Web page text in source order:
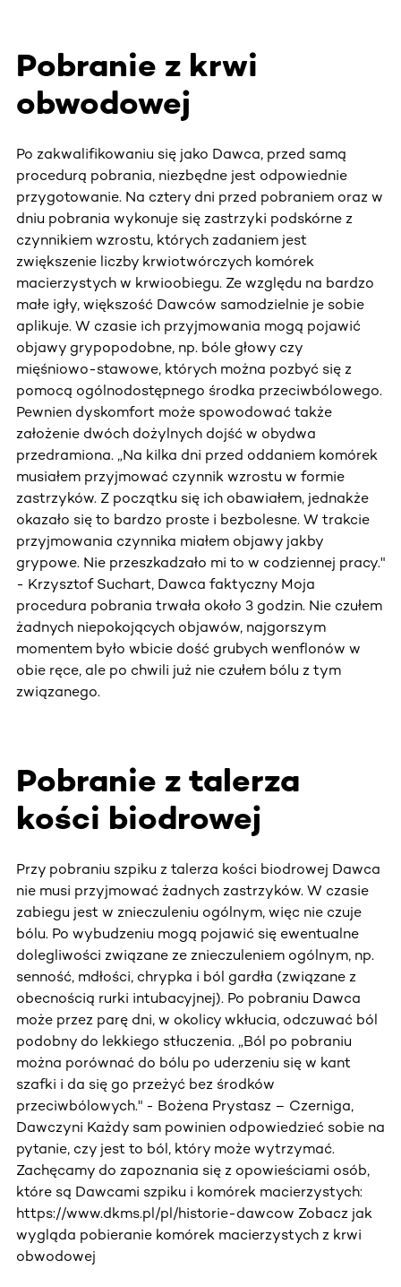
Pobranie z krwi
obwodowej
Po zakwalifikowaniu się jako Dawca, przed samą
procedurą pobrania, niezbędne jest odpowiednie
przygotowanie. Na cztery dni przed pobraniem oraz w
dniu pobrania wykonuje się zastrzyki podskórne z
czynnikiem wzrostu, których zadaniem jest
zwiększenie liczby krwiotwórczych komórek
macierzystych w krwioobiegu. Ze względu na bardzo
małe igły, większość Dawców samodzielnie je sobie
aplikuje. W czasie ich przyjmowania mogą pojawić
objawy grypopodobne, np. bóle głowy czy
mięśniowo-stawowe, których można pozbyć się z
pomocą ogólnodostępnego środka przeciwbólowego.
Pewnien dyskomfort może spowodować także
założenie dwóch dożylnych dojść w obydwa
przedramiona. „Na kilka dni przed oddaniem komórek
musiałem przyjmować czynnik wzrostu w formie
zastrzyków. Z początku się ich obawiałem, jednakże
okazało się to bardzo proste i bezbolesne. W trakcie
przyjmowania czynnika miałem objawy jakby
grypowe. Nie przeszkadzało mi to w codziennej pracy."
- Krzysztof Suchart, Dawca faktyczny Moja
procedura pobrania trwała około 3 godzin. Nie czułem
żadnych niepokojących objawów, najgorszym
momentem było wbicie dość grubych wenflonów w
obie ręce, ale po chwili już nie czułem bólu z tym
związanego.
Pobranie z talerza
kości biodrowej
Przy pobraniu szpiku z talerza kości biodrowej Dawca
nie musi przyjmować żadnych zastrzyków. W czasie
zabiegu jest w znieczuleniu ogólnym, więc nie czuje
bólu. Po wybudzeniu mogą pojawić się ewentualne
dolegliwości związane ze znieczuleniem ogólnym, np.
senność, mdłości, chrypka i ból gardła (związane z
obecnością rurki intubacyjnej). Po pobraniu Dawca
może przez parę dni, w okolicy wkłucia, odczuwać ból
podobny do lekkiego stłuczenia. „Ból po pobraniu
można porównać do bólu po uderzeniu się w kant
szafki i da się go przeżyć bez środków
przeciwbólowych." - Bożena Prystasz – Czerniga,
Dawczyni Każdy sam powinien odpowiedzieć sobie na
pytanie, czy jest to ból, który może wytrzymać.
Zachęcamy do zapoznania się z opowieściami osób,
które są Dawcami szpiku i komórek macierzystych:
https://www.dkms.pl/pl/historie-dawcow Zobacz jak
wygląda pobieranie komórek macierzystych z krwi
obwodowej